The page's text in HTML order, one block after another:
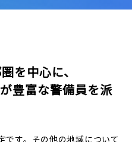
を中心に、
豊富な警備員を派
す。その他の地域について